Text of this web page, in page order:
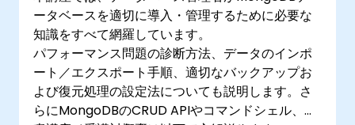
ータベースを適切に導入・管理するために必要な
知識をすべて網羅しています。
パフォーマンス問題の診断方法、データのインポ
ート／エクスポート手順、適切なバックアップお
よび復元処理の設定法についても説明します。さ
らにMongoDBのCRUD APIやコマンドシェル、各